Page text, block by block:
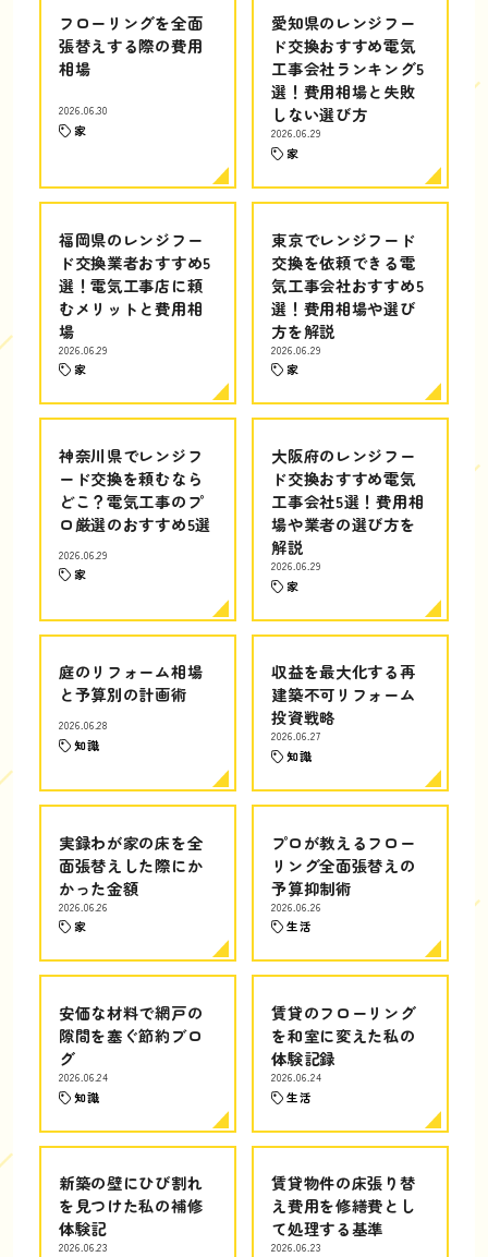
フローリングを全面
張替えする際の費用
相場
2026.06.30
家
愛知県のレンジフー
ド交換おすすめ電気
工事会社ランキング5
選！費用相場と失敗
しない選び方
2026.06.29
家
福岡県のレンジフー
ド交換業者おすすめ5
選！電気工事店に頼
むメリットと費用相
場
2026.06.29
家
東京でレンジフード
交換を依頼できる電
気工事会社おすすめ5
選！費用相場や選び
方を解説
2026.06.29
家
神奈川県でレンジフ
ード交換を頼むなら
どこ？電気工事のプ
ロ厳選のおすすめ5選
2026.06.29
家
大阪府のレンジフー
ド交換おすすめ電気
工事会社5選！費用相
場や業者の選び方を
解説
2026.06.29
家
庭のリフォーム相場
と予算別の計画術
2026.06.28
知識
収益を最大化する再
建築不可リフォーム
投資戦略
2026.06.27
知識
実録わが家の床を全
面張替えした際にか
かった金額
2026.06.26
家
プロが教えるフロー
リング全面張替えの
予算抑制術
2026.06.26
生活
安価な材料で網戸の
隙間を塞ぐ節約ブロ
グ
2026.06.24
知識
賃貸のフローリング
を和室に変えた私の
体験記録
2026.06.24
生活
新築の壁にひび割れ
を見つけた私の補修
体験記
2026.06.23
賃貸物件の床張り替
え費用を修繕費とし
て処理する基準
2026.06.23